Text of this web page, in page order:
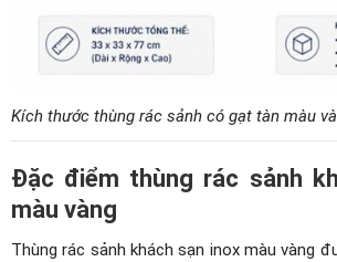
Kích thước thùng rác sảnh có gạt tàn màu
Đặc điểm thùng rác sảnh
màu vàng
Thùng rác sảnh khách sạn inox màu vàng